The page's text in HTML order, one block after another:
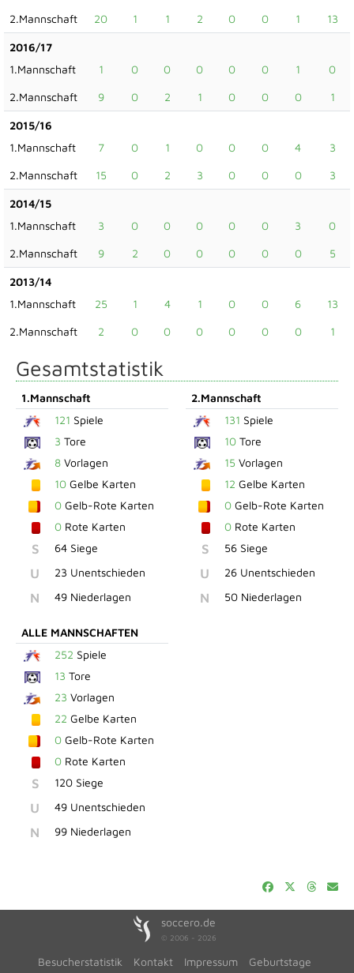
2.Mannschaft 20 1 1 2 0 0 1 13
2016/17
1.Mannschaft
1 0 0 0 0 0 1 0
2.Mannschaft 9 0 2 1 0 0 0 1
2015/16
1.Mannschaft
7 0 1 0 0 0 4 3
2.Mannschaft 15 0 2 3 0 0 0 3
2014/15
1.Mannschaft
3 0 0 0 0 0 3 0
2.Mannschaft 9 2 0 0 0 0 0 5
2013/14
1.Mannschaft
25 1 4 1 0 0 6 13
2.Mannschaft 2 0 0 0 0 0 0 1
Gesamtstatistik
1.Mannschaft
121 Spiele
3 Tore
8 Vorlagen
10 Gelbe Karten
0 Gelb-Rote Karten
0 Rote Karten
S 64 Siege
U 23 Unentschieden
N 49 Niederlagen
2.Mannschaft
131 Spiele
10Tore
15 Vorlagen
12 Gelbe Karten
0Gelb-Rote Karten
0Rote Karten
S 56 Siege
U 26 Unentschieden
N 50 Niederlagen
ALLE MANNSCHAFTEN
252 Spiele
13 Tore
23 Vorlagen
22 Gelbe Karten
0 Gelb-Rote Karten
0 Rote Karten
S 120 Siege
U 49 Unentschieden
N 99 Niederlagen
soccero.de
© 2006 - 2026
Besucherstatistik Kontakt Impressum
Geburtstage